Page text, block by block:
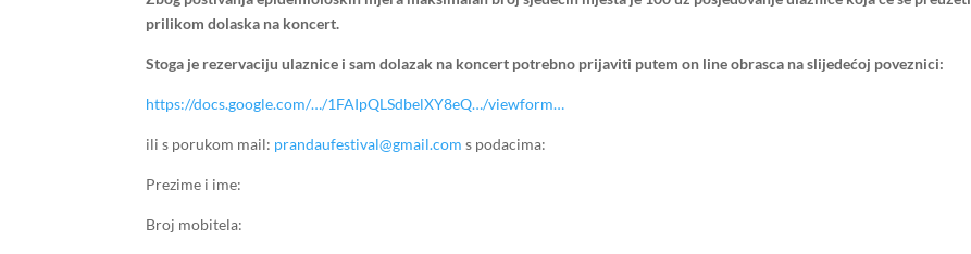
prilikom dolaska na koncert.
Stoga je rezervaciju ulaznice i sam dolazak na koncert potrebno prijaviti putem on line obrasca na slijedećoj poveznici:
https://docs.google.com/…/1FAIpQLSdbelXY8eQ…/viewform…
ili s porukom mail: prandaufestival@gmail.com s podacima:
Prezime i ime:
Broj mobitela: